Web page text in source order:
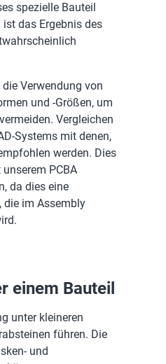
spezielle Bauteil
das Ergebnis des
Verwendung von
und -Größen, um
Vergleichen
Systems mit denen,
werden. Dies
PCBA
da dies eine
im Assembly
einem Bauteil
unter kleineren
führen. Die
und